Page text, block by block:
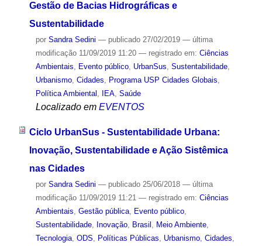
Gestão de Bacias Hidrográficas e
Sustentabilidade
por Sandra Sedini — publicado27/02/2019 — última
modificação11/09/2019 11:20 — registrado em: Ciências
Ambientais, Evento público, UrbanSus, Sustentabilidade,
Urbanismo, Cidades, Programa USP Cidades Globais,
Política Ambiental , IEA, Saúde
Localizado em EVENTOS
Ciclo UrbanSus - Sustentabilidade Urbana:
Inovação, Sustentabilidade e Ação Sistêmica
nas Cidades
por Sandra Sedini — publicado25/06/2018 — última
modificação11/09/2019 11:21 — registrado em: Ciências
Ambientais Gestão pública, Evento público,
Sustentabilidade, Inovação, Brasil Meio Ambiente,
Tecnologia, ODS Políticas Públicas Urbanismo, Cidades